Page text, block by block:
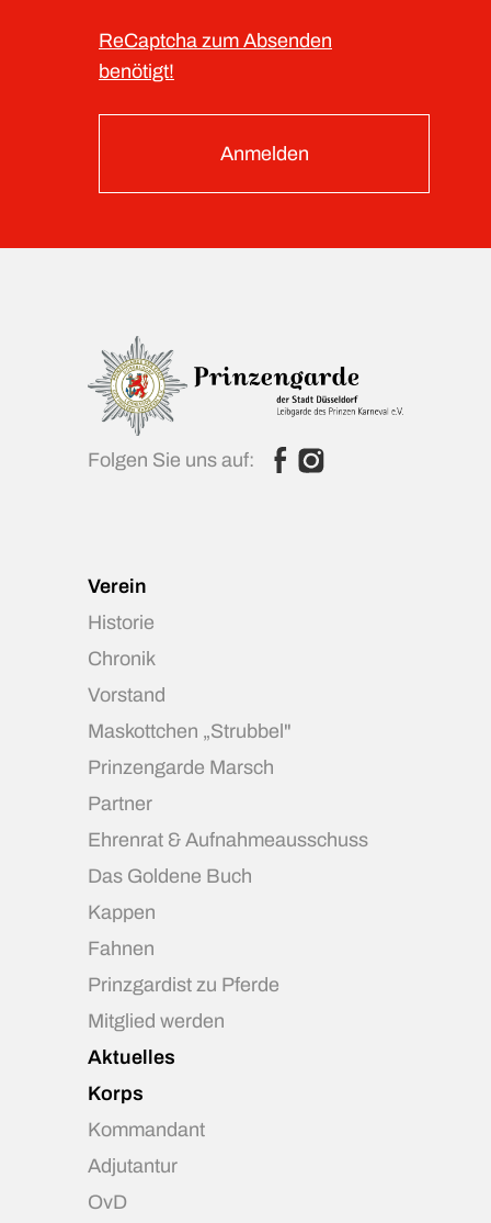
ReCaptcha zum Absenden
benötigt!
Anmelden
Folgen Sie uns auf:
Verein
Historie
Chronik
Vorstand
Maskottchen „Strubbel"
Prinzengarde Marsch
Partner
Ehrenrat & Aufnahmeausschuss
Das Goldene Buch
Kappen
Fahnen
Prinzgardist zu Pferde
Mitglied werden
Aktuelles
Korps
Kommandant
Adjutantur
OvD